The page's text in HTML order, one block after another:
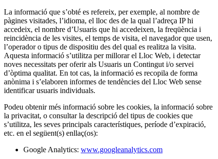
La informació que s’obté es refereix, per exemple, al nombre de
pàgines visitades, l’idioma, el lloc des de la qual l’adreça IP hi
accedeix, el nombre d’Usuaris que hi accedeixen, la freqüència i
reincidència de les visites, el temps de visita, el navegador que usen,
l’operador o tipus de dispositiu des del qual es realitza la visita.
Aquesta informació s’utilitza per millorar el Lloc Web, i detectar
noves necessitats per oferir als Usuaris un Contingut i/o servei
d’òptima qualitat. En tot cas, la informació es recopila de forma
anònima i s’elaboren informes de tendències del Lloc Web sense
identificar usuaris individuals.
Podeu obtenir més informació sobre les cookies, la informació sobre
la privacitat, o consultar la descripció del tipus de cookies que
s’utilitza, les seves principals característiques, període d’expiració,
etc. en el següent(s) enllaç(os):
Google Analytics: www.googleanalytics.com